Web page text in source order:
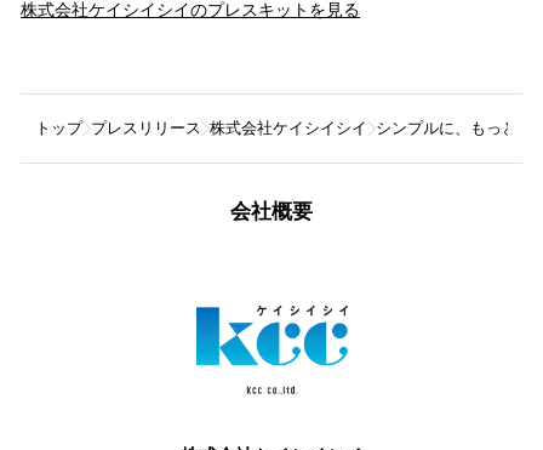
株式会社ケイシイシイのプレスキットを見る
トップ プレスリリース 株式会社ケイシイシイ シンプルに、もっとフ
会社概要